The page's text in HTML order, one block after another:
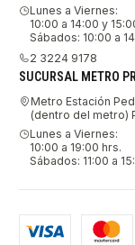
Lunes a Viernes:
10:00 a 14:00 y
Sábados: 10:00 a
2 3224 9178
SUCURSAL METRO
Metro Estación
(dentro del metro)
Lunes a Viernes:
10:00 a 19:00 hrs.
Sábados: 11:00 a